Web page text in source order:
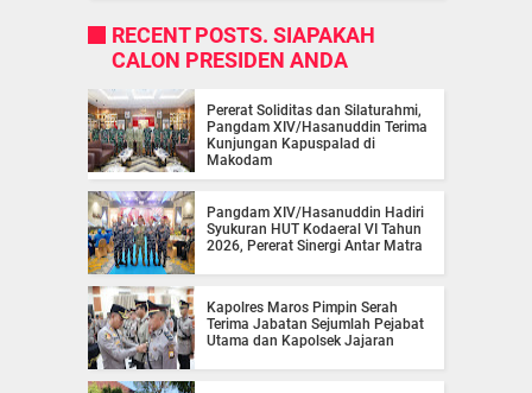
RECENT POSTS. SIAPAKAH
CALON PRESIDEN ANDA
Pererat Soliditas dan Silaturahmi,
Pangdam XIV/Hasanuddin Terima
Kunjungan Kapuspalad di
Makodam
Pangdam XIV/Hasanuddin Hadiri
Syukuran HUT Kodaeral VI Tahun
2026, Pererat Sinergi Antar Matra
Kapolres Maros Pimpin Serah
Terima Jabatan Sejumlah Pejabat
Utama dan Kapolsek Jajaran